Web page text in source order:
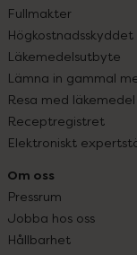
Fullmakter
Högkostnadsskyddet
Läkemedelsutbyte
Lämna in gammal
Resa med läkemedel
Receptregistret
Elektroniskt
Om oss
Pressrum
Jobba hos oss
Hållbarhet